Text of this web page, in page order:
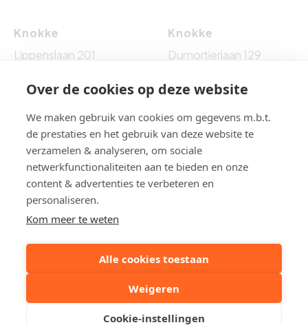
Knokke
Lippenslaan 201
Knokke
Dumortierlaan 129
BTW BE 0861.524.009 - BA EN BORGSTELLING : NV AXA
BELGIUM (polisnr. 730.390.160) - Toezichthoudende
autoriteit: Beroepsinstituut van Vastgoedmakelaars,
Luxemburgstraat 16 B te 1000 Brussel, België - Erkend
deontologische code.
disclaimer | privacybeleid | cookiebeleid
Over de cookies op deze website
We maken gebruik van cookies om gegevens m.b.t.
de prestaties en het gebruik van deze website te
verzamelen & analyseren, om sociale
netwerkfunctionaliteiten aan te bieden en onze
content & advertenties te verbeteren en
personaliseren.
Kom meer te weten
Alle cookies toestaan
Weigeren
Cookie-instellingen